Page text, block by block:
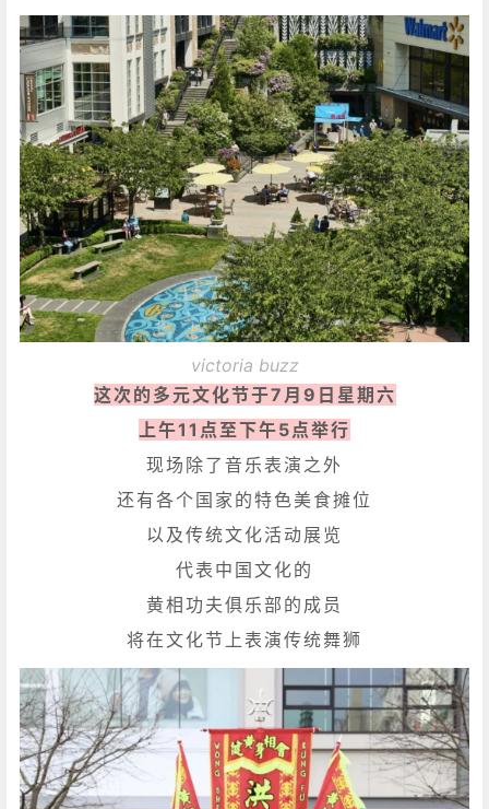
victoria buzz
这次的多元文化节于7月9日星期六
上午11点至下午5点举行
现场除了音乐表演之外
还有各个国家的特色美食摊位
以及传统文化活动展览
代表中国文化的
黄相功夫俱乐部的成员
将在文化节上表演传统舞狮